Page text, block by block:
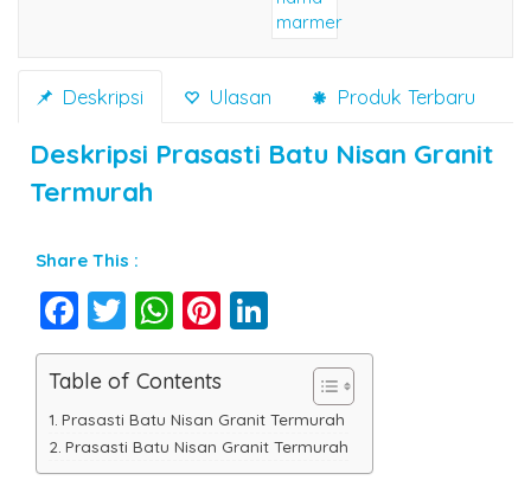
Deskripsi Ulasan Produk Terbaru
Deskripsi Prasasti Batu Nisan Granit
Termurah
Share This :
Facebook
Twitter
WhatsApp
Pinterest
Table of Contents
Prasasti Batu Nisan Granit Termurah
Prasasti Batu Nisan Granit Termurah